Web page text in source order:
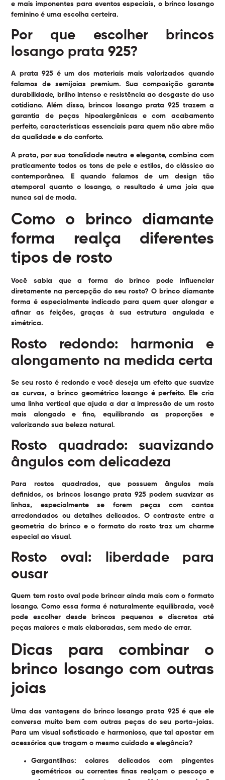
e mais imponentes para eventos especiais, o brinco losango
feminino é uma escolha certeira.
Por que escolher brincos
losango prata 925?
A prata 925 é um dos materiais mais valorizados quando
falamos de semijoias premium. Sua composição garante
durabilidade, brilho intenso e resistência ao desgaste do uso
cotidiano. Além disso, brincos losango prata 925 trazem a
garantia de peças hipoalergênicas e com acabamento
perfeito, características essenciais para quem não abre mão
da qualidade e do conforto.
A prata, por sua tonalidade neutra e elegante, combina com
praticamente todos os tons de pele e estilos, do clássico ao
contemporâneo. E quando falamos de um design tão
atemporal quanto o losango, o resultado é uma joia que
nunca sai de moda.
Como o brinco diamante
forma realça diferentes
tipos de rosto
Você sabia que a forma do brinco pode influenciar
diretamente na percepção do seu rosto? O brinco diamante
forma é especialmente indicado para quem quer alongar e
afinar as feições, graças à sua estrutura angulada e
simétrica.
Rosto redondo: harmonia e
alongamento na medida certa
Se seu rosto é redondo e você deseja um efeito que suavize
as curvas, o brinco geométrico losango é perfeito. Ele cria
uma linha vertical que ajuda a dar a impressão de um rosto
mais alongado e fino, equilibrando as proporções e
valorizando sua beleza natural.
Rosto quadrado: suavizando
ângulos com delicadeza
Para rostos quadrados, que possuem ângulos mais
definidos, os brincos losango prata 925 podem suavizar as
linhas, especialmente se forem peças com cantos
arredondados ou detalhes delicados. O contraste entre a
geometria do brinco e o formato do rosto traz um charme
especial ao visual.
Rosto oval: liberdade para
ousar
Quem tem rosto oval pode brincar ainda mais com o formato
losango. Como essa forma é naturalmente equilibrada, você
pode escolher desde brincos pequenos e discretos até
peças maiores e mais elaboradas, sem medo de errar.
Dicas para combinar o
brinco losango com outras
joias
Uma das vantagens do brinco losango prata 925 é que ele
conversa muito bem com outras peças do seu porta-joias.
Para um visual sofisticado e harmonioso, que tal apostar em
acessórios que tragam o mesmo cuidado e elegância?
Gargantilhas: colares delicados com pingentes
geométricos ou correntes finas realçam o pescoço e